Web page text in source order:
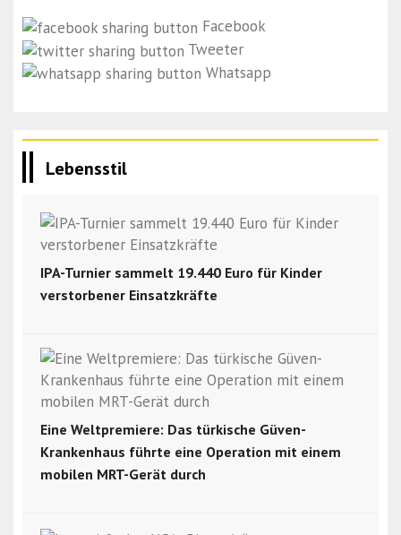
Facebook
Tweeter
Whatsapp
Lebensstil
IPA-Turnier sammelt 19.440 Euro für Kinder
verstorbener Einsatzkräfte
Eine Weltpremiere: Das türkische Güven-
Krankenhaus führte eine Operation mit einem
mobilen MRT-Gerät durch